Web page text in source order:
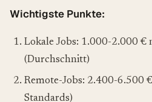
Wichtigste Punkte:
Lokale Jobs: 1.000-2.000
(Durchschnitt)
Remote-Jobs: 2.400-6.500
Standards)